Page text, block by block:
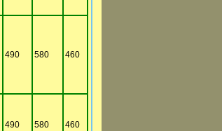
490 580 460
490 580 460